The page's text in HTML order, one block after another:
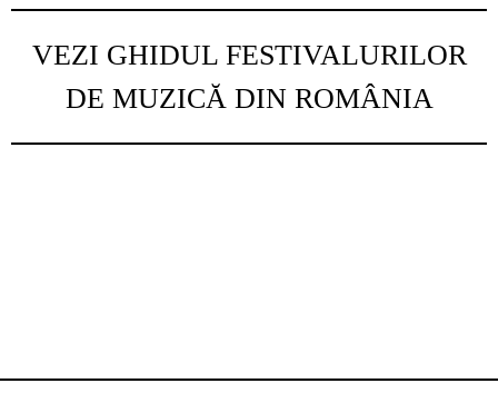
VEZI GHIDUL FESTIVALURILOR
DE MUZICĂ DIN ROMÂNIA